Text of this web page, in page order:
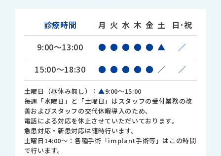
診療時間 月 火 水 木 金 土
日･祝
9:00～13:00
● ● ● ● ● ▲
／
15:00～18:30
● ● ● ● ● ／ ／
土曜日（昼休み無し）： ▲9:00～15:00
毎週「水曜日」と「土曜日」はスタッフの受付業務の改
善およびスタッフの交代休暇導入のため、
電話による対応を休止させていただいております。
急患対応・新患対応は随時行います。
土曜日14:00～：各種手術「implant手術等」はこの時間
で行います。